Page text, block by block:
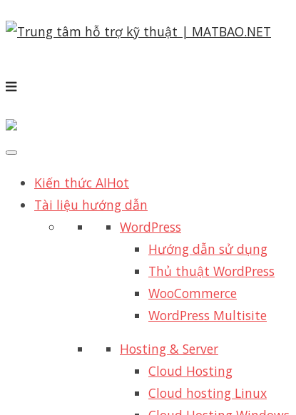
Kiến thức AIHot
Tài liệu hướng dẫn
WordPress
Hướng dẫn sử dụng
Thủ thuật WordPress
WooCommerce
WordPress Multisite
Hosting & Server
Cloud Hosting
Cloud hosting Linux